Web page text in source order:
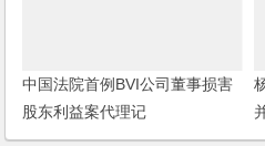
中国法院首例BVI公司董事损害
股东利益案代理记